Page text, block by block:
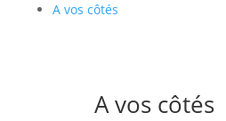
A vos côtés
A vos côtés